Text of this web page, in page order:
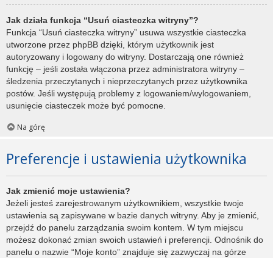
Jak działa funkcja “Usuń ciasteczka witryny”?
Funkcja “Usuń ciasteczka witryny” usuwa wszystkie ciasteczka
utworzone przez phpBB dzięki, którym użytkownik jest
autoryzowany i logowany do witryny. Dostarczają one również
funkcję – jeśli została włączona przez administratora witryny –
śledzenia przeczytanych i nieprzeczytanych przez użytkownika
postów. Jeśli występują problemy z logowaniem/wylogowaniem,
usunięcie ciasteczek może być pomocne.
Na górę
Preferencje i ustawienia użytkownika
Jak zmienić moje ustawienia?
Jeżeli jesteś zarejestrowanym użytkownikiem, wszystkie twoje
ustawienia są zapisywane w bazie danych witryny. Aby je zmienić,
przejdź do panelu zarządzania swoim kontem. W tym miejscu
możesz dokonać zmian swoich ustawień i preferencji. Odnośnik do
panelu o nazwie “Moje konto” znajduje się zazwyczaj na górze